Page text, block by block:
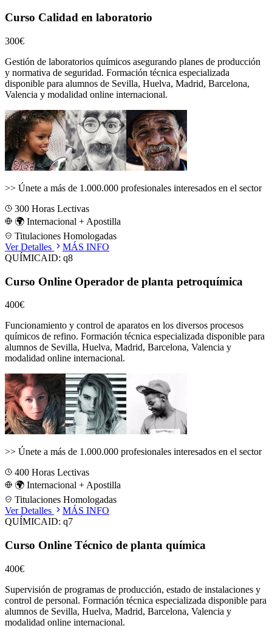
Curso Calidad en laboratorio
300€
Gestión de laboratorios químicos asegurando planes de producción
y normativa de seguridad. Formación técnica especializada
disponible para alumnos de Sevilla, Huelva, Madrid, Barcelona,
Valencia y modalidad online internacional.
>> Únete a más de 1.000.000 profesionales interesados en el sector
300 Horas Lectivas
🌍 Internacional + Apostilla
Titulaciones Homologadas
Ver Detalles
MÁS INFO
QUÍMICAID: q8
Curso Online Operador de planta petroquímica
400€
Funcionamiento y control de aparatos en los diversos procesos
químicos de refino. Formación técnica especializada disponible para
alumnos de Sevilla, Huelva, Madrid, Barcelona, Valencia y
modalidad online internacional.
>> Únete a más de 1.000.000 profesionales interesados en el sector
400 Horas Lectivas
🌍 Internacional + Apostilla
Titulaciones Homologadas
Ver Detalles
MÁS INFO
QUÍMICAID: q7
Curso Online Técnico de planta química
400€
Supervisión de programas de producción, estado de instalaciones y
control de personal. Formación técnica especializada disponible para
alumnos de Sevilla, Huelva, Madrid, Barcelona, Valencia y
modalidad online internacional.